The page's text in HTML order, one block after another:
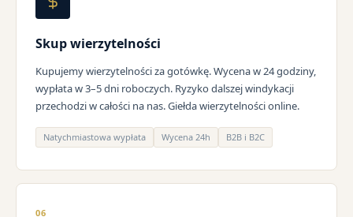
Skup wierzytelności
Kupujemy wierzytelności za gotówkę. Wycena w 24 godziny,
wypłata w 3–5 dni roboczych. Ryzyko dalszej windykacji
przechodzi w całości na nas. Giełda wierzytelności online.
Natychmiastowa wypłata Wycena 24h B2B i B2C
06